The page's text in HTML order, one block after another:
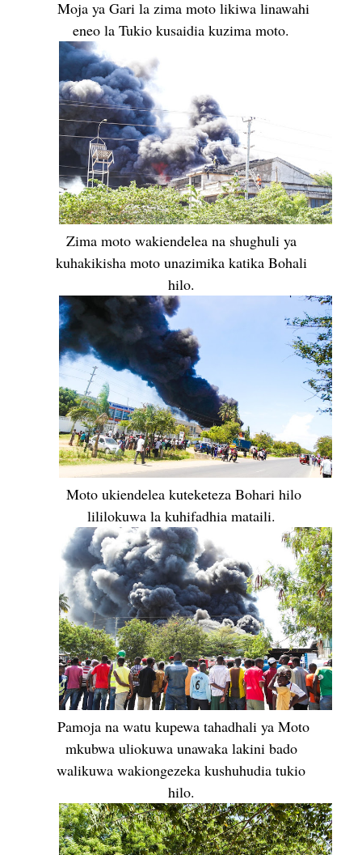
Moja ya Gari la zima moto likiwa linawahi
eneo la Tukio kusaidia kuzima moto.
Zima moto wakiendelea na shughuli ya
kuhakikisha moto unazimika katika Bohali
hilo.
Moto ukiendelea kuteketeza Bohari hilo
lililokuwa la kuhifadhia mataili.
Pamoja na watu kupewa tahadhali ya Moto
mkubwa uliokuwa unawaka lakini bado
walikuwa wakiongezeka kushuhudia tukio
hilo.